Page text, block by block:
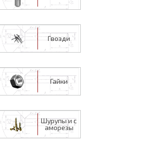
Гвозди
Гайки
Шурупы и с
аморезы